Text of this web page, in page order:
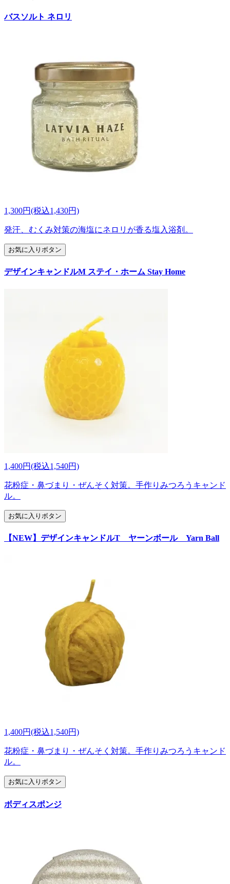
バスソルト ネロリ
1,300円(税込1,430円)
発汗、むくみ対策の海塩にネロリが香る塩入浴剤。
お気に入りボタン
デザインキャンドルM ステイ・ホーム Stay Home
1,400円(税込1,540円)
花粉症・鼻づまり・ぜんそく対策。手作りみつろうキャンド
ル。
お気に入りボタン
【NEW】デザインキャンドルT ヤーンボール Yarn Ball
1,400円(税込1,540円)
花粉症・鼻づまり・ぜんそく対策。手作りみつろうキャンド
ル。
お気に入りボタン
ボディスポンジ